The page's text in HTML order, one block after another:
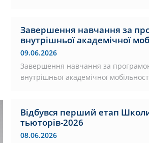
Завершення навчання за
внутрішньої академічної
09.06.2026
Завершення навчання за
внутрішньої академічної
Відбувся перший етап
тьюторів-2026
08.06.2026